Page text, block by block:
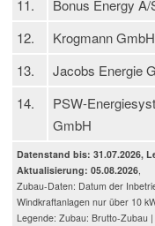
11.
Bonus Energy A/
12.
Krogmann
13.
Jacobs Energie
14.
PSW-
GmbH
Datenstand bis: 31.07.2026,
Aktualisierung: 05.08.2026,
Zubau-Daten: Datum der
Windkraftanlagen nur über 10
Legende: Zubau: Brutto-Zubau |